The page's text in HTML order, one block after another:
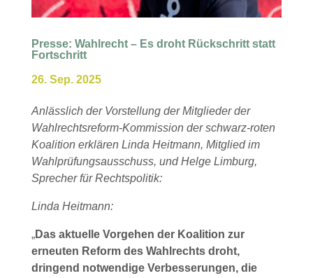
Presse: Wahlrecht – Es droht Rückschritt statt
Fortschritt
26. Sep. 2025
Anlässlich der Vorstellung der Mitglieder der
Wahlrechtsreform-Kommission der schwarz-roten
Koalition erklären Linda Heitmann, Mitglied im
Wahlprüfungsausschuss, und Helge Limburg,
Sprecher für Rechtspolitik:
Linda Heitmann:
„Das aktuelle Vorgehen der Koalition zur
erneuten Reform des Wahlrechts droht,
dringend notwendige Verbesserungen, die